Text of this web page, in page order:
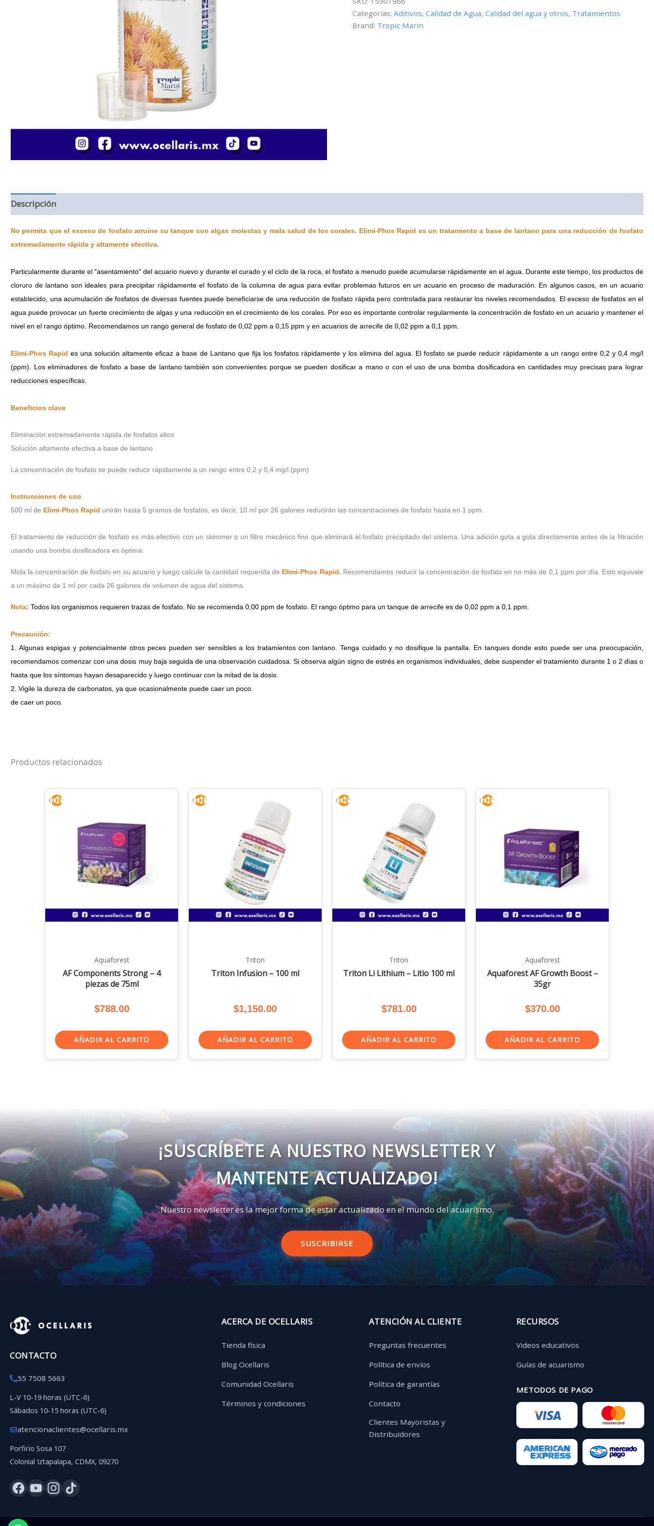
500
ml
cantidad
Categorías: Aditivos, Calidad de Agua, Calidad del agua y otros, Tratamientos
Brand: Tropic Marin
Descripción
No permita que el exceso de fosfato arruine su tanque con algas molestas y mala salud de los corales. Elimi-Phos Rapid es un tratamiento a base de lantano para una reducción de fosfato
extremadamente rápida y altamente efectiva.
Particularmente durante el "asentamiento" del acuario nuevo y durante el curado y el ciclo de la roca, el fosfato a menudo puede acumularse rápidamente en el agua. Durante este tiempo, los productos de
cloruro de lantano son ideales para precipitar rápidamente el fosfato de la columna de agua para evitar problemas futuros en un acuario en proceso de maduración. En algunos casos, en un acuario
establecido, una acumulación de fosfatos de diversas fuentes puede beneficiarse de una reducción de fosfato rápida pero controlada para restaurar los niveles recomendados. El exceso de fosfatos en el
agua puede provocar un fuerte crecimiento de algas y una reducción en el crecimiento de los corales. Por eso es importante controlar regularmente la concentración de fosfato en un acuario y mantener el
nivel en el rango óptimo. Recomendamos un rango general de fosfato de 0,02 ppm a 0,15 ppm y en acuarios de arrecife de 0,02 ppm a 0,1 ppm.
Elimi-Phos Rapid es una solución altamente eficaz a base de Lantano que fija los fosfatos rápidamente y los elimina del agua. El fosfato se puede reducir rápidamente a un rango entre 0,2 y 0,4 mg/l
(ppm). Los eliminadores de fosfato a base de lantano también son convenientes porque se pueden dosificar a mano o con el uso de una bomba dosificadora en cantidades muy precisas para lograr
reducciones específicas.
Beneficios clave
Eliminación extremadamente rápida de fosfatos altos
Solución altamente efectiva a base de lantano
La concentración de fosfato se puede reducir rápidamente a un rango entre 0,2 y 0,4 mg/l (ppm)
Instrucciones de uso
500 ml de Elimi-Phos Rapid unirán hasta 5 gramos de fosfatos, es decir, 10 ml por 26 galones reducirán las concentraciones de fosfato hasta en 1 ppm.
El tratamiento de reducción de fosfato es más efectivo con un skimmer o un filtro mecánico fino que eliminará el fosfato precipitado del sistema. Una adición gota a gota directamente antes de la filtración
usando una bomba dosificadora es óptima.
Mida la concentración de fosfato en su acuario y luego calcule la cantidad requerida de Elimi-Phos Rapid. Recomendamos reducir la concentración de fosfato en no más de 0,1 ppm por día. Esto equivale
a un máximo de 1 ml por cada 26 galones de volumen de agua del sistema.
Nota: Todos los organismos requieren trazas de fosfato. No se recomienda 0,00 ppm de fosfato. El rango óptimo para un tanque de arrecife es de 0,02 ppm a 0,1 ppm.
Precaución:
1. Algunas espigas y potencialmente otros peces pueden ser sensibles a los tratamientos con lantano. Tenga cuidado y no dosifique la pantalla. En tanques donde esto puede ser una preocupación,
recomendamos comenzar con una dosis muy baja seguida de una observación cuidadosa.Si observa algún signo de estrés en organismos individuales, debe suspender el tratamiento durante 1 o 2 días o
hasta que los síntomas hayan desaparecido y luego continuar con la mitad de la dosis.
2. Vigile la dureza de carbonatos, ya que ocasionalmente puede caer un poco.
de caer un poco.
Productos relacionados
Aquaforest
AF Components Strong – 4
piezas de 75ml
$788.00
AÑADIR AL CARRITO
Triton
Triton Infusion – 100 ml
$1,150.00
AÑADIR AL CARRITO
Triton
Triton Li Lithium – Litio 100 ml
$781.00
AÑADIR AL CARRITO
Aquaforest
Aquaforest AF Growth Boost –
35gr
$370.00
AÑADIR AL CARRITO
¡SUSCRÍBETE A NUESTRO NEWSLETTER Y
MANTENTE ACTUALIZADO!
Nuestro newsletter es la mejor forma de estar actualizado en el mundo del acuarismo.
SUSCRIBIRSE
CONTACTO
55 7508 5663
L-V 10-19 horas (UTC-6)
Sábados 10-15 horas (UTC-6)
atencionaclientes@ocellaris.mx
Porfirio Sosa 107
Colonial Iztapalapa, CDMX, 09270
ACERCA DE OCELLARIS
Tienda física
Blog Ocellaris
Comunidad Ocellaris
Términos y condiciones
ATENCIÓN AL CLIENTE
Preguntas frecuentes
Política de envíos
Política de garantías
Contacto
Clientes Mayoristas y
Distribuidores
RECURSOS
Videos educativos
Guías de acuarismo
METODOS DE PAGO